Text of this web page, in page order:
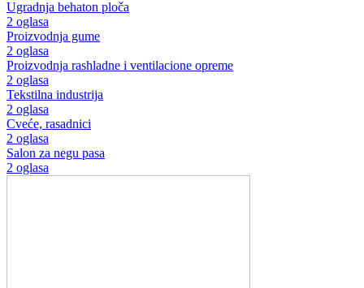
Ugradnja behaton ploča
2 oglasa
Proizvodnja gume
2 oglasa
Proizvodnja rashladne i ventilacione opreme
2 oglasa
Tekstilna industrija
2 oglasa
Cveće, rasadnici
2 oglasa
Salon za negu pasa
2 oglasa